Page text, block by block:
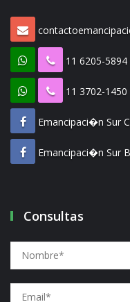
11 6205-5894
11 3702-1450
Emancipaci�n Sur
Emancipaci�n Sur
Consultas